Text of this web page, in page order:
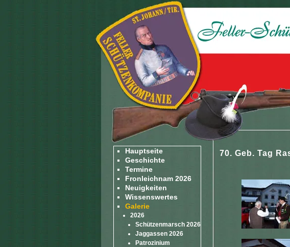
Hauptseite
Geschichte
Termine
Fronleichnam 2026
Neuigkeiten
Wissenswertes
Galerie
2026
Schützenmarsch 2026
Jaggassen 2026
Patrozinium
70. Geb. Tag